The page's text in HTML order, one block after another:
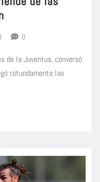
0
de la Juventus, conversó
rotundamente las